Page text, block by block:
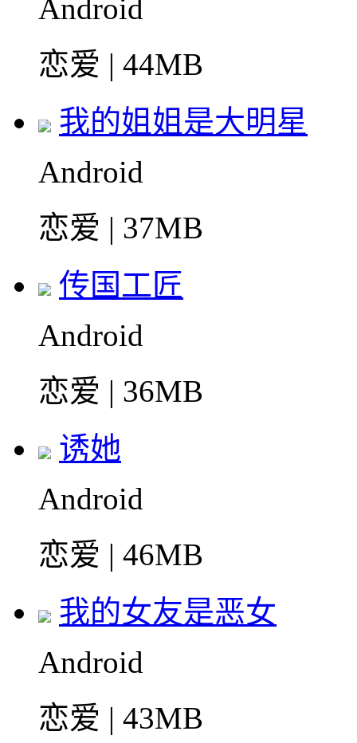
Android
恋爱 | 44MB
我的姐姐是大明星
Android
恋爱 | 37MB
传国工匠
Android
恋爱 | 36MB
诱她
Android
恋爱 | 46MB
我的女友是恶女
Android
恋爱 | 43MB